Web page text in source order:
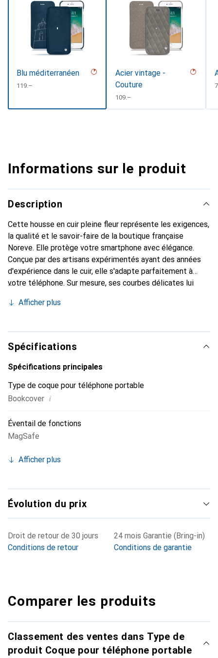
Blu méditerranéen
CHF
119.–
Acier vintage -
Couture
CHF
109.–
Informations sur le produit
Description
Cette housse en cuir pleine fleur représente les exigences,
la qualité et le savoir-faire de la boutique française
Noreve. Elle protège votre smartphone avec élégance.
Conçue par des artisans expérimentés ayant des années
d'expérience dans le cuir, elle s'adapte parfaitement à
votre téléphone. Sur mesure, ses courbes délicates lui
accessoire chic et indispensable pour votre smartphone.
qualité, la marque Noreve est un choix fiable pour une
clientèle exigeante.
Afficher plus
Spécifications
Spécifications principales
Type de coque pour téléphone portable
Bookcover i
Éventail de fonctions
MagSafe
Afficher plus
Évolution du prix
Droit de retour de 30 jours
Conditions de retour
24 mois Garantie (Bring-in)
Conditions de garantie
Comparer les produits
Classement des ventes dans Type de
produit Coque pour téléphone portable